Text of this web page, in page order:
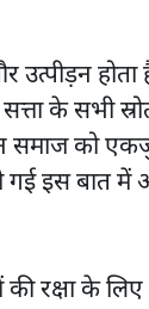
उत्पीड़न
के सभी
समाज को
गई इस बात
की रक्षा के